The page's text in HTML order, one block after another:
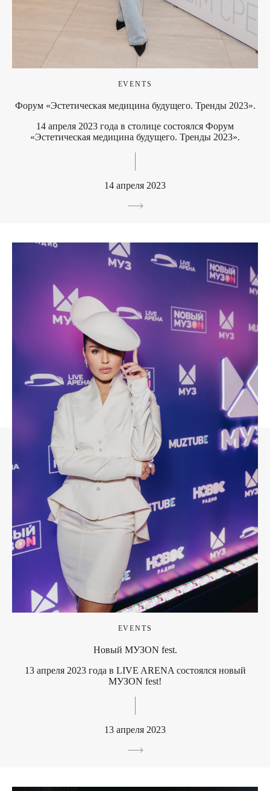
EVENTS
Форум «Эстетическая медицина будущего. Тренды 2023».
14 апреля 2023 года в столице состоялся Форум
«Эстетическая медицина будущего. Тренды 2023».
14 апреля 2023
EVENTS
Новый МУЗON fest.
13 апреля 2023 года в LIVE ARENA состоялся новый
МУЗON fest!
13 апреля 2023